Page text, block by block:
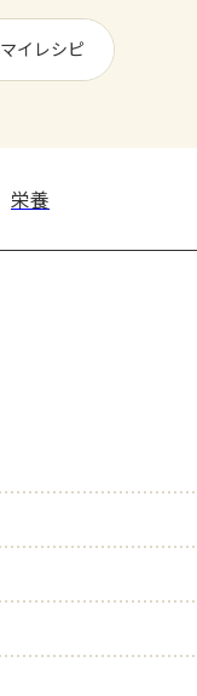
マイレシピ
栄養